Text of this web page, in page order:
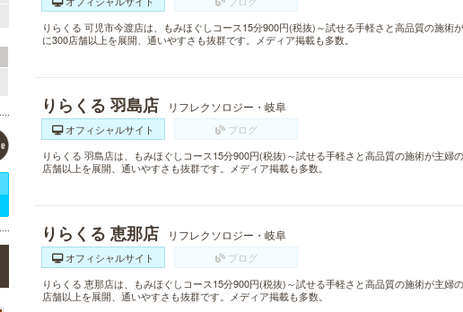
りらくる 可児市今渡店は、もみほぐしコース15分900円(税抜)～試せる手軽さと高品質の施術
に300店舗以上を展開、通いやすさも抜群です。メディア掲載も多数。
りらくる 羽島店 リフレクソロジー・岐阜
オフィシャルサイト
ブログ
りらくる 羽島店は、もみほぐしコース15分900円(税抜)～試せる手軽さと高品質の施術が主婦
店舗以上を展開、通いやすさも抜群です。メディア掲載も多数。
りらくる 恵那店 リフレクソロジー・岐阜
オフィシャルサイト
ブログ
りらくる 恵那店は、もみほぐしコース15分900円(税抜)～試せる手軽さと高品質の施術が主婦
店舗以上を展開、通いやすさも抜群です。メディア掲載も多数。